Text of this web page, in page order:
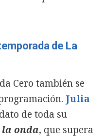
de La
Cero también se
Julia
de toda su
la onda, que supera